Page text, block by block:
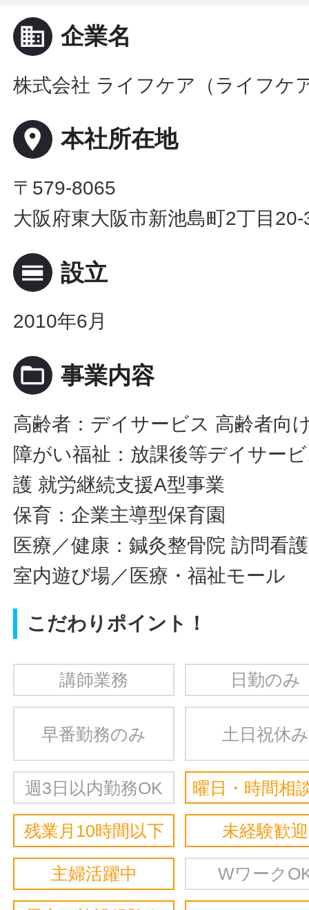
business 企業名
株式会社 ライフケア（ライフケ
place 本社所在地
〒579-8065
大阪府東大阪市新池島町2丁目20-
calendar_view_day 設立
2010年6月
folder_open 事業内容
高齢者：デイサービス 高齢者向
障がい福祉：放課後等デイサー
護 就労継続支援A型事業
保育：企業主導型保育園
医療／健康：鍼灸整骨院 訪問看
室内遊び場／医療・福祉モール
こだわりポイント！
講師業務 日勤のみ
早番勤務のみ 土日祝休み
週3日以内勤務OK 曜日・時間相
残業月10時間以下 未経験歓迎
主婦活躍中 Wワーク